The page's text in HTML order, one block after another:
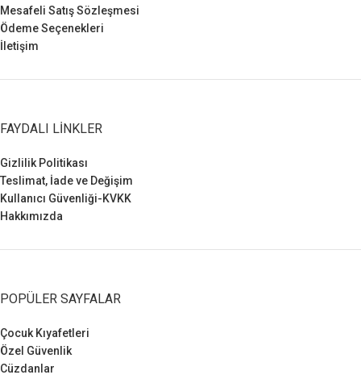
Mesafeli Satış Sözleşmesi
Ödeme Seçenekleri
İletişim
FAYDALI LINKLER
Gizlilik Politikası
Teslimat, İade ve Değişim
Kullanıcı Güvenliği-KVKK
Hakkımızda
POPÜLER SAYFALAR
Çocuk Kıyafetleri
Özel Güvenlik
Cüzdanlar